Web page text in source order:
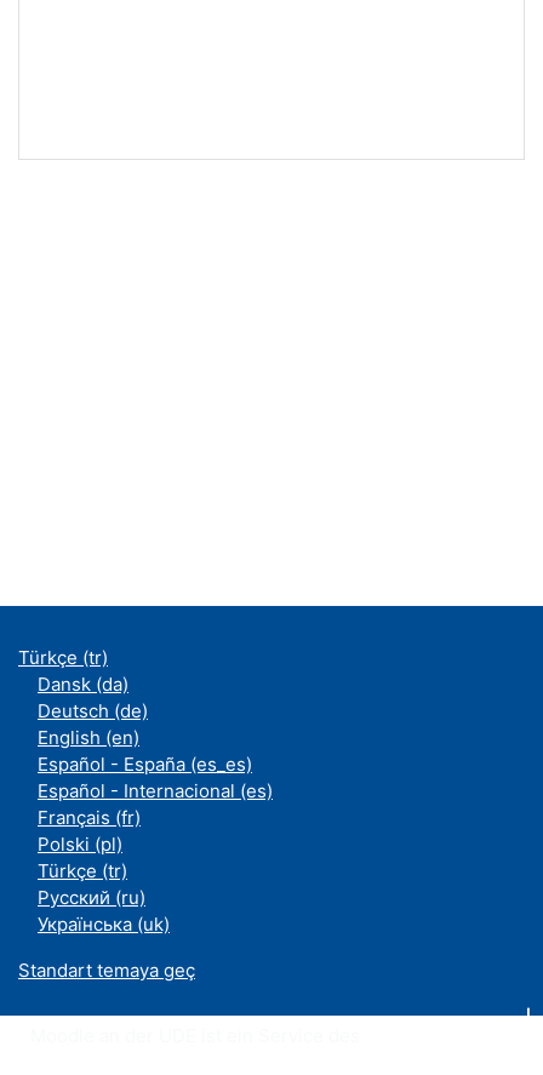
Türkçe ‎(tr)‎
Dansk ‎(da)‎
Deutsch ‎(de)‎
English ‎(en)‎
Español - España ‎(es_es)‎
Español - Internacional ‎(es)‎
Français ‎(fr)‎
Polski ‎(pl)‎
Türkçe ‎(tr)‎
Русский ‎(ru)‎
Українська ‎(uk)‎
Standart temaya geç